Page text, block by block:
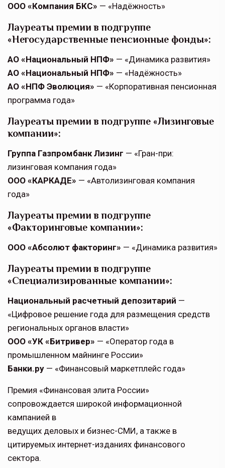
ООО «Компания БКС» — «Надёжность»
Лауреаты премии в подгруппе
«Негосударственные пенсионные фонды»:
АО «Национальный НПФ» — «Динамика развития»
АО «Национальный НПФ» — «Надёжность»
АО «НПФ Эволюция» — «Корпоративная пенсионная
программа года»
Лауреаты премии в подгруппе «Лизинговые
компании»:
Группа Газпромбанк Лизинг — «Гран-при:
лизинговая компания года»
ООО «КАРКАДЕ» — «Автолизинговая компания
года»
Лауреаты премии в подгруппе
«Факторинговые компании»:
ООО «Абсолют факторинг» — «Динамика развития»
Лауреаты премии в подгруппе
«Специализированные компании»:
Национальный расчетный депозитарий —
«Цифровое решение года для размещения средств
региональных органов власти»
ООО «УК «Битривер» — «Оператор года в
промышленном майнинге России»
Банки.ру — «Финансовый маркетплейс года»
Премия «Финансовая элита России»
сопровождается широкой информационной
кампанией в
ведущих деловых и бизнес-СМИ, а также в
цитируемых интернет-изданиях финансового
сектора.